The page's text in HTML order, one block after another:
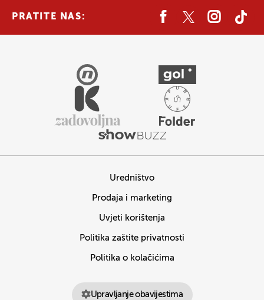
PRATITE NAS:
Uredništvo
Prodaja i marketing
Uvjeti korištenja
Politika zaštite privatnosti
Politika o kolačićima
Upravljanje obavijestima